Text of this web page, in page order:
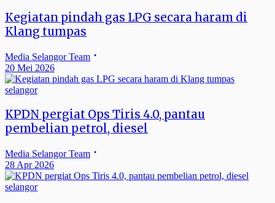
Kegiatan pindah gas LPG secara haram di
Klang tumpas
Media Selangor Team
20 Mei 2026
selangor
KPDN pergiat Ops Tiris 4.0, pantau
pembelian petrol, diesel
Media Selangor Team
28 Apr 2026
selangor